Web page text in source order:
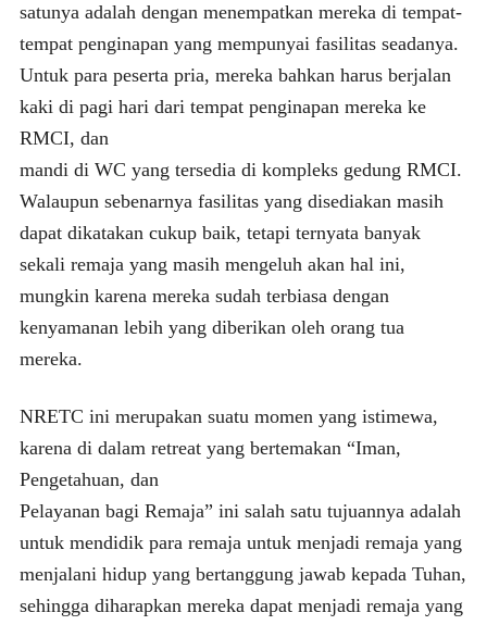
satunya adalah dengan menempatkan mereka di tempat-
tempat penginapan yang mempunyai fasilitas seadanya.
Untuk para peserta pria, mereka bahkan harus berjalan
kaki di pagi hari dari tempat penginapan mereka ke
RMCI, dan
mandi di WC yang tersedia di kompleks gedung RMCI.
Walaupun sebenarnya fasilitas yang disediakan masih
dapat dikatakan cukup baik, tetapi ternyata banyak
sekali remaja yang masih mengeluh akan hal ini,
mungkin karena mereka sudah terbiasa dengan
kenyamanan lebih yang diberikan oleh orang tua
mereka.
NRETC ini merupakan suatu momen yang istimewa,
karena di dalam retreat yang bertemakan “Iman,
Pengetahuan, dan
Pelayanan bagi Remaja” ini salah satu tujuannya adalah
untuk mendidik para remaja untuk menjadi remaja yang
menjalani hidup yang bertanggung jawab kepada Tuhan,
sehingga diharapkan mereka dapat menjadi remaja yang